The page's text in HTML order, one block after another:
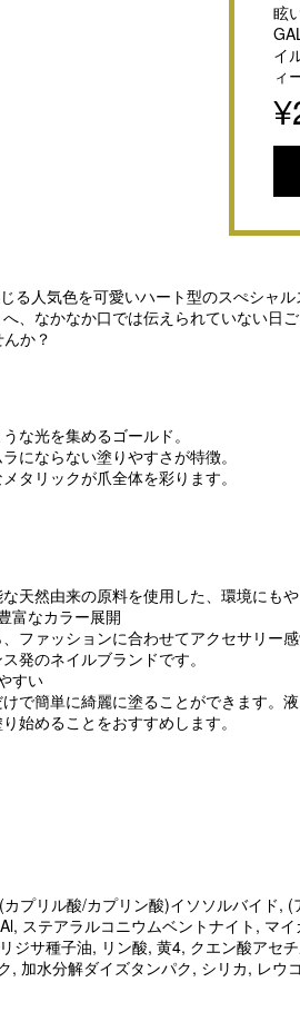
眩
イ
ィ
る人気色を可愛いハート型のスぺシャル
、なかなか口では伝えられていない日
か？
な光を集めるゴールド。
にならない塗りやすさが特徴。
タリックが爪全体を彩ります。
天然由来の原料を使用した、環境にもや
富なカラー展開
ファッションに合わせてアクセサリー
発のネイルブランドです。
すい
で簡単に綺麗に塗ることができます。
始めることをおすすめします。
プリル酸/カプリン酸)イソソルバイド,
ステアラルコニウムベントナイト, マ
ジサ種子油, リン酸, 黄4, クエン酸アセ
, 加水分解ダイズタンパク, シリカ, レウ